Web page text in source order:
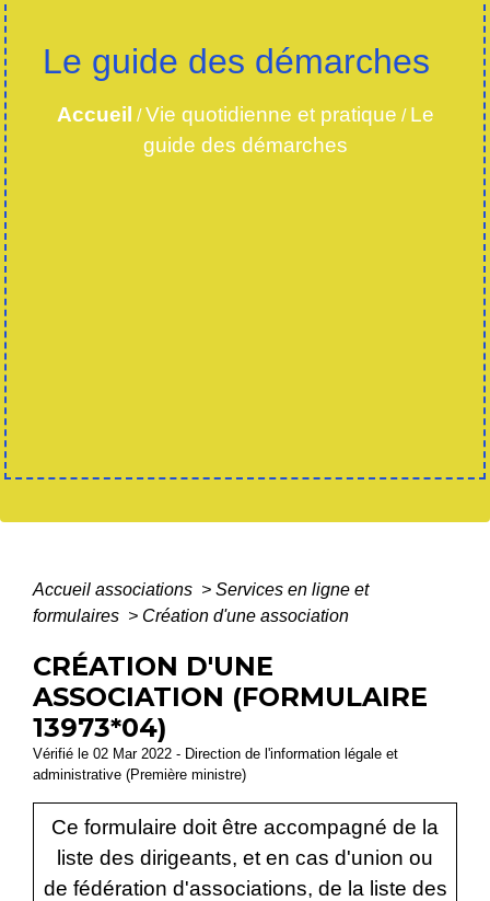
Le guide des démarches
Accueil /Vie quotidienne et pratique / Le
guide des démarches
Accueil associations > Services en ligne et
formulaires > Création d'une association
CRÉATION D'UNE
ASSOCIATION (FORMULAIRE
13973*04)
Vérifié le 02 Mar 2022 - Direction de l'information légale et
administrative (Première ministre)
Ce formulaire doit être accompagné de la
liste des dirigeants, et en cas d'union ou
de fédération d'associations, de la liste des